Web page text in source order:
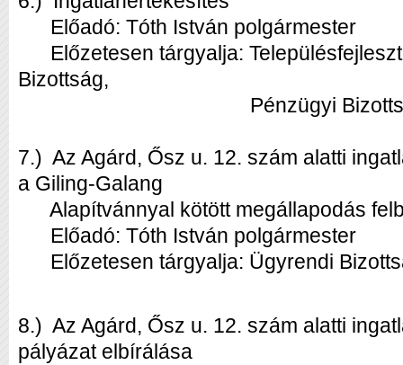
Előadó: Tóth István polgármester
Előzetesen tárgyalja:
Bizottság,
Pénzügyi
7.) Az Agárd, Ősz u. 12. szám alatti
a Giling-Galang
Alapítvánnyal kötött megállapodás
Előadó: Tóth István polgármester
Előzetesen tárgyalja: Ügyrendi
8.) Az Agárd, Ősz u. 12. szám alatti
pályázat elbírálása